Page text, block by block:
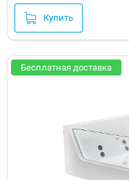
Купить
Бесплатная доставка